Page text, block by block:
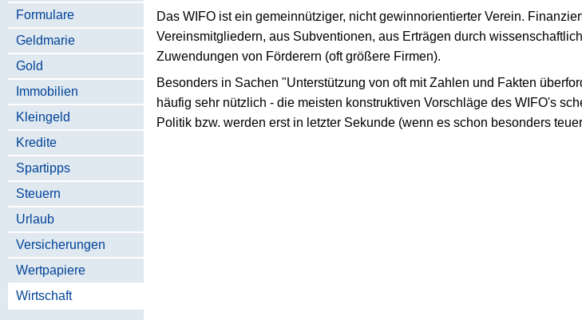
Formulare
Geldmarie
Gold
Immobilien
Kleingeld
Kredite
Spartipps
Steuern
Urlaub
Versicherungen
Wertpapiere
Wirtschaft
Das WIFO ist ein gemeinnütziger, nicht gewinnorientierter Verein.
Vereinsmitgliedern, aus Subventionen, aus Erträgen durch
Zuwendungen von Förderern (oft größere Firmen).
Besonders in Sachen "Unterstützung von oft mit Zahlen und Fakten
häufig sehr nützlich - die meisten konstruktiven Vorschläge des WIFO's
Politik bzw. werden erst in letzter Sekunde (wenn es schon besonders